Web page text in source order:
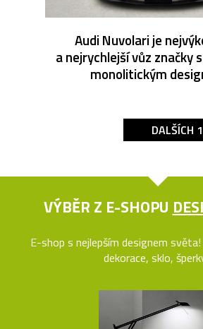
Audi Nuvolari je
a nejrychlejší vůz značky
monolitickým
DALŠÍCH
VÝBĚR Z E-SHOPU
E-shop s nejlepším designem
dekorace, sklo,